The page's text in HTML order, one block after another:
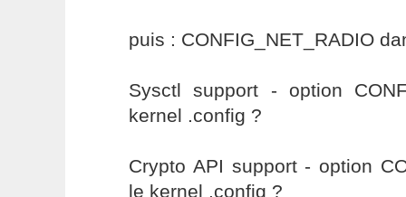
puis : CONFIG_NET_RADIO
Sysctl support - option
kernel .config ?
Crypto API support - option
le kernel .config ?